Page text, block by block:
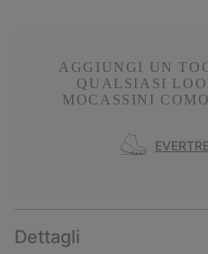
AGGIUNGI UN
QUALSIASI
MOCASSINI
Dettagli